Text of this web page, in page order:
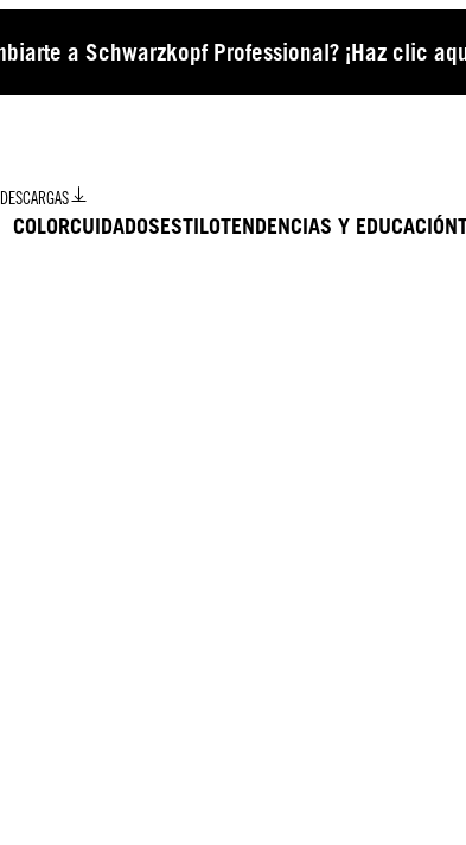
a Schwarzkopf Professional? ¡Haz clic
COLORCUIDADOSESTILOTENDENCIAS Y EDUCACIÓN